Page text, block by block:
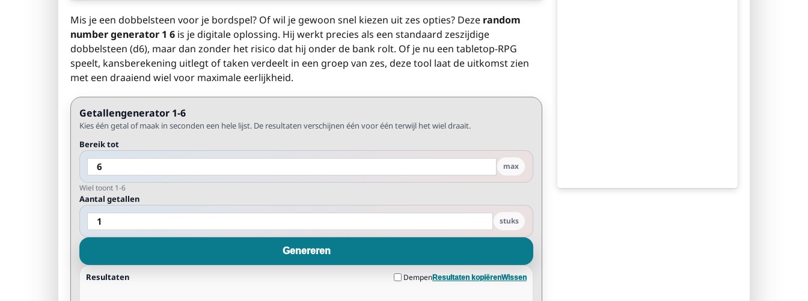
Mis je een dobbelsteen voor je bordspel? Of wil je gewoon snel kiezen uit zes opties? Deze random
number generator 1 6 is je digitale oplossing. Hij werkt precies als een standaard zeszijdige
dobbelsteen (d6), maar dan zonder het risico dat hij onder de bank rolt. Of je nu een tabletop-RPG
speelt, kansberekening uitlegt of taken verdeelt in een groep van zes, deze tool laat de uitkomst zien
met een draaiend wiel voor maximale eerlijkheid.
Getallengenerator 1-6
Kies één getal of maak in seconden een hele lijst. De resultaten verschijnen één voor één terwijl het wiel draait.
Bereik tot
max
Wiel toont 1-6
Aantal getallen
stuks
Genereren
Resultaten DempenResultaten kopiërenWissen